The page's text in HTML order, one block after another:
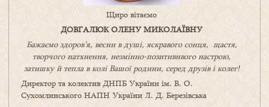
Щиро вітаємо
ДОВГАЛЮК ОЛЕНУ МИКОЛАЇВНУ
Бажаємо здоров’я, весни в душі, яскравого сонця, щастя,
творчого натхнення, незмінно-позитивнвого настрою,
затишкуйтепла в коліВашоїродини, серед друзів і колег!
Директор та колектив ДНПБ України ім. В. О.
Сухомлинського НАПН України Л. Д. Березівська